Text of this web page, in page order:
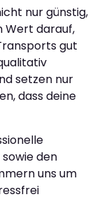
nur günstig,
Wert darauf,
gut
setzen nur
dass deine
den
uns um